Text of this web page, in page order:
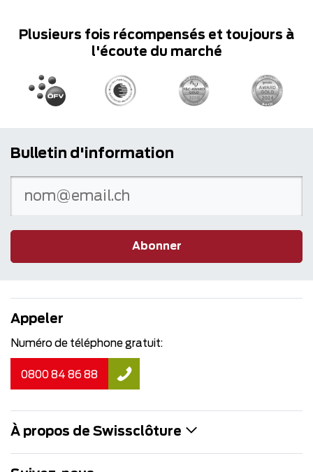
Plusieurs fois récompensés et toujours à
l'écoute du marché
Bulletin d'information
Abonner
Appeler
Numéro de téléphone gratuit:
0800 84 86 88
À propos de Swissclôture